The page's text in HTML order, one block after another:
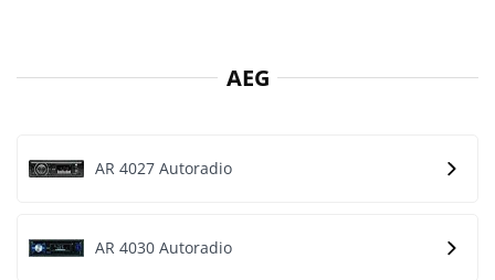
AEG
AR 4027 Autoradio
AR 4030 Autoradio